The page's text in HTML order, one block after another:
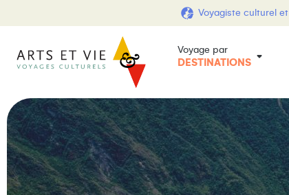
Voyagiste culturel
Voyage par
DESTINATIONS